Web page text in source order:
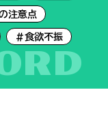
注意点
#食欲不振